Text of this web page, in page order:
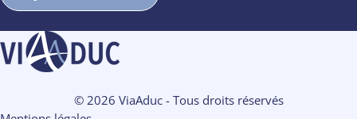
© 2026 ViaAduc - Tous droits réservés